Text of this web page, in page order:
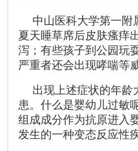
中山医科大学第一附
夏天睡草席后皮肤瘙痒
泻；有些孩子到公园玩
严重者还会出现哮喘等
出现上述症状的年龄
患。什么是婴幼儿过敏
组成成分作为抗原进入
发生的一种变态反应性